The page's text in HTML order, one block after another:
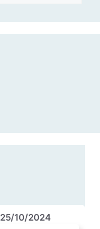
25/10/2024